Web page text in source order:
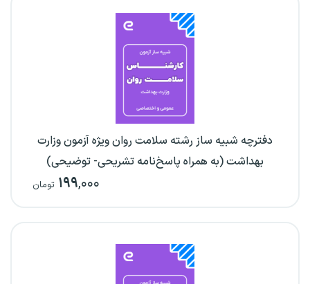
دفترچه شبیه ساز رشته سلامت روان ویژه آزمون وزارت
بهداشت (به همراه پاسخ‌نامه تشریحی- توضیحی)
۱۹۹,۰۰۰ تومان